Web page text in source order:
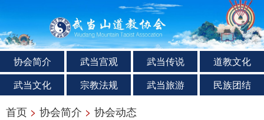
协会简介 武当宫观 武当传说
道教文化
武当文化
宗教法规 武当旅游 民族团结
首页 > 协会简介 > 协会动态